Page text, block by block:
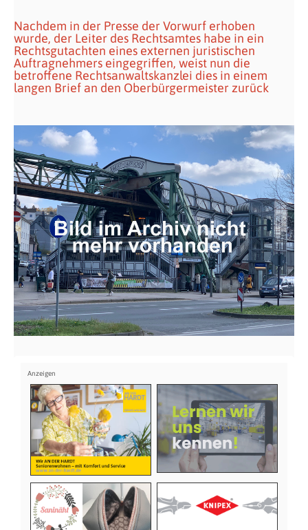
Nachdem in der Presse der Vorwurf erhoben
wurde, der Leiter des Rechtsamtes habe in ein
Rechtsgutachten eines externen juristischen
Auftragnehmers eingegriffen, weist nun die
betroffene Rechtsanwaltskanzlei dies in einem
langen Brief an den Oberbürgermeister zurück